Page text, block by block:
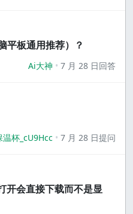
平板通用推荐）？
Ai大神 7 月 28 日回答
温杯_cU9Hcc 7 月 28 日提问
开会直接下载而不是显